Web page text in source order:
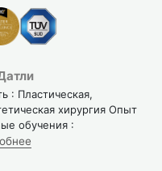
: Пластическая,
хирургия Опыт
обучения :